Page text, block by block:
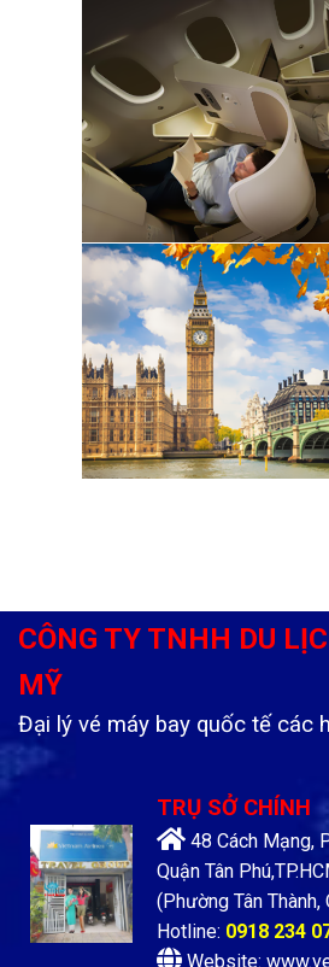
CÔNG TY TNHH DU
MỸ
Đại lý vé máy bay quốc tế các
TRỤ SỞ CHÍNH
48 Cách Mạng,
Quận Tân
(Phường Tân Thành,
Hotline: 0918 234
Website: